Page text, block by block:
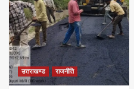
उत्तराखण्ड राजनीति